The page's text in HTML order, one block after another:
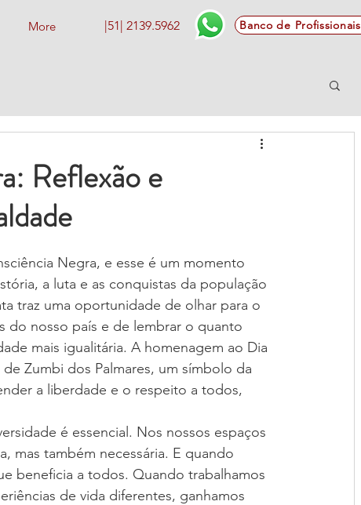
More |51| 2139.5962 Banco de Profissionais
Reflexão e
Negra, e esse é um momento
a luta e as conquistas da população
traz uma oportunidade de olhar para o
do nosso país e de lembrar o quanto
mais igualitária. A homenagem ao Dia
Zumbi dos Palmares, um símbolo da
a liberdade e o respeito a todos,
é essencial. Nos nossos espaços
mas também necessária. E quando
beneficia a todos. Quando trabalhamos
de vida diferentes, ganhamos